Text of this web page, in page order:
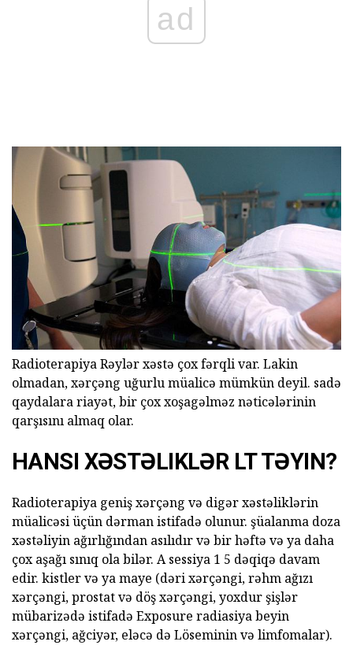
ad
Radioterapiya Rəylər xəstə çox fərqli var. Lakin
olmadan, xərçəng uğurlu müalicə mümkün deyil. sadə
qaydalara riayət, bir çox xoşagəlməz nəticələrinin
qarşısını almaq olar.
HANSI XƏSTƏLIKLƏR LT TƏYIN?
Radioterapiya geniş xərçəng və digər xəstəliklərin
müalicəsi üçün dərman istifadə olunur. şüalanma doza
xəstəliyin ağırlığından asılıdır və bir həftə və ya daha
çox aşağı sınıq ola bilər. A sessiya 1 5 dəqiqə davam
edir. kistler və ya maye (dəri xərçəngi, rəhm ağızı
xərçəngi, prostat və döş xərçəngi, yoxdur şişlər
mübarizədə istifadə Exposure radiasiya beyin
xərçəngi, ağciyər, eləcə də Löseminin və limfomalar).